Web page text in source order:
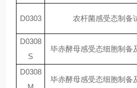
D0303 农杆菌感受态制备
D0308
S
毕赤酵母感受态细胞制备
D0308
毕赤酵母感受态细胞制备